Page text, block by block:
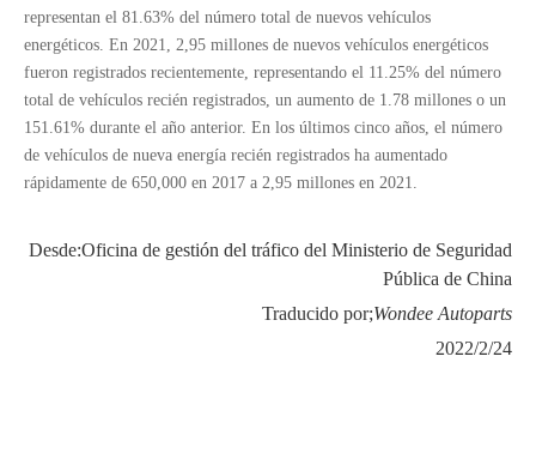
representan el 81.63% del número total de nuevos vehículos
energéticos. En 2021, 2,95 millones de nuevos vehículos energéticos
fueron registrados recientemente, representando el 11.25% del número
total de vehículos recién registrados, un aumento de 1.78 millones o un
151.61% durante el año anterior. En los últimos cinco años, el número
de vehículos de nueva energía recién registrados ha aumentado
rápidamente de 650,000 en 2017 a 2,95 millones en 2021.
Desde:Oficina de gestión del tráfico del Ministerio de Seguridad
Pública de China
Traducido por;Wondee Autoparts
2022/2/24